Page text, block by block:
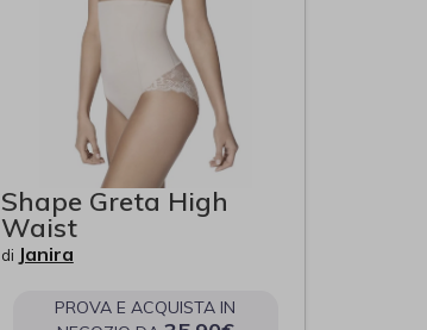
Shape Greta High
Waist
di Janira
PROVA E ACQUISTA IN